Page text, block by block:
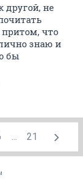
другой, не
притом, что
знаю и
бы
... 21